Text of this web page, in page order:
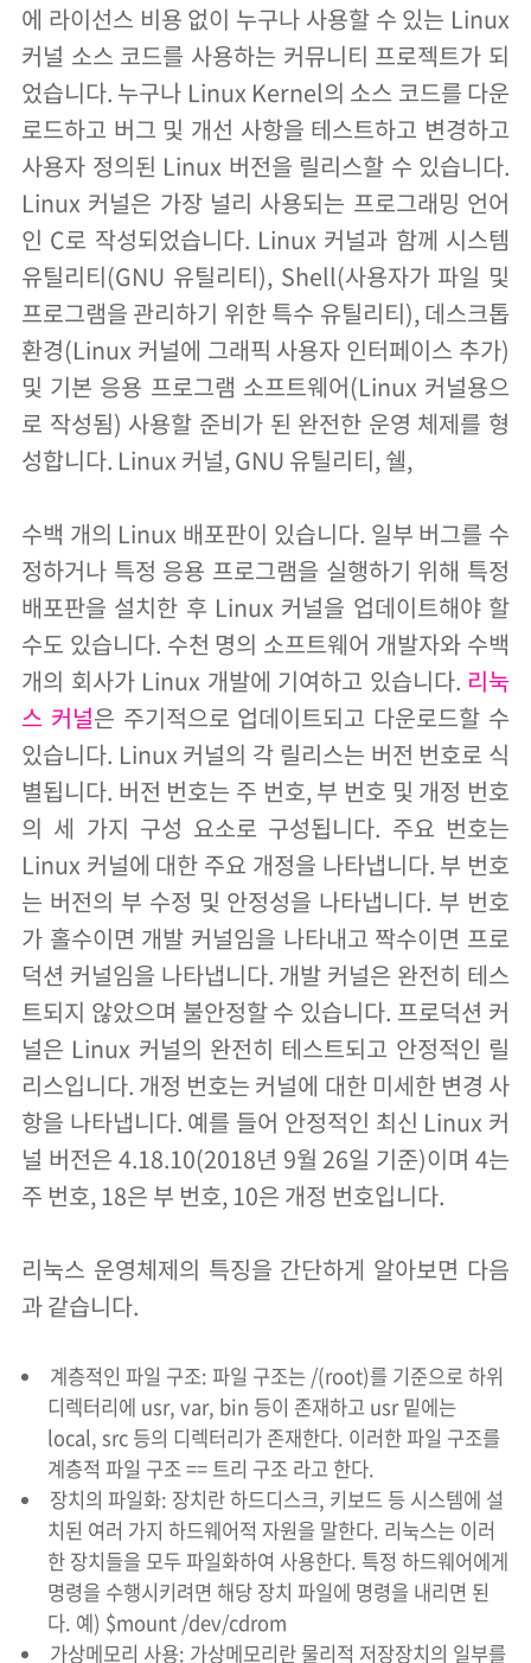
에 라이선스 비용 없이 누구나 사용할 수 있는 Linux
커널 소스 코드를 사용하는 커뮤니티 프로젝트가 되
었습니다. 누구나 Linux Kernel의 소스 코드를 다운
로드하고 버그 및 개선 사항을 테스트하고 변경하고
사용자 정의된 Linux 버전을 릴리스할 수 있습니다.
Linux 커널은 가장 널리 사용되는 프로그래밍 언어
인 C로 작성되었습니다. Linux 커널과 함께 시스템
유틸리티(GNU 유틸리티), Shell(사용자가 파일 및
프로그램을 관리하기 위한 특수 유틸리티), 데스크톱
환경(Linux 커널에 그래픽 사용자 인터페이스 추가)
및 기본 응용 프로그램 소프트웨어(Linux 커널용으
로 작성됨) 사용할 준비가 된 완전한 운영 체제를 형
성합니다. Linux 커널, GNU 유틸리티, 쉘,
수백 개의 Linux 배포판이 있습니다. 일부 버그를 수
정하거나 특정 응용 프로그램을 실행하기 위해 특정
배포판을 설치한 후 Linux 커널을 업데이트해야 할
수도 있습니다. 수천 명의 소프트웨어 개발자와 수백
개의 회사가 Linux 개발에 기여하고 있습니다. 리눅
스 커널은 주기적으로 업데이트되고 다운로드할 수
있습니다. Linux 커널의 각 릴리스는 버전 번호로 식
별됩니다. 버전 번호는 주 번호, 부 번호 및 개정 번호
의 세 가지 구성 요소로 구성됩니다. 주요 번호는
Linux 커널에 대한 주요 개정을 나타냅니다. 부 번호
는 버전의 부 수정 및 안정성을 나타냅니다. 부 번호
가 홀수이면 개발 커널임을 나타내고 짝수이면 프로
덕션 커널임을 나타냅니다. 개발 커널은 완전히 테스
트되지 않았으며 불안정할 수 있습니다. 프로덕션 커
널은 Linux 커널의 완전히 테스트되고 안정적인 릴
리스입니다. 개정 번호는 커널에 대한 미세한 변경 사
항을 나타냅니다. 예를 들어 안정적인 최신 Linux 커
널 버전은 4.18.10(2018년 9월 26일 기준)이며 4는
주 번호, 18은 부 번호, 10은 개정 번호입니다.
리눅스 운영체제의 특징을 간단하게 알아보면 다음
과 같습니다.
계층적인 파일 구조: 파일 구조는 /(root)를 기준으로 하위
디렉터리에 usr, var, bin 등이 존재하고 usr 밑에는
local, src 등의 디렉터리가 존재한다. 이러한 파일 구조를
계층적 파일 구조 == 트리 구조 라고 한다.
장치의 파일화: 장치란 하드디스크, 키보드 등 시스템에 설
치된 여러 가지 하드웨어적 자원을 말한다. 리눅스는 이러
한 장치들을 모두 파일화하여 사용한다. 특정 하드웨어에게
명령을 수행시키려면 해당 장치 파일에 명령을 내리면 된
다. 예) $mount /dev/cdrom
가상메모리 사용: 가상메모리란 물리적 저장장치의 일부를